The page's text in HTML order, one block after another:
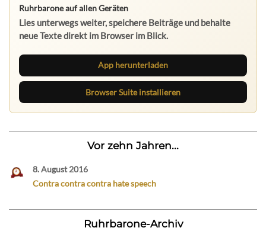
Ruhrbarone auf allen Geräten
Lies unterwegs weiter, speichere Beiträge und behalte
neue Texte direkt im Browser im Blick.
App herunterladen
Browser Suite installieren
Vor zehn Jahren...
8. August 2016
Contra contra contra hate speech
Ruhrbarone-Archiv